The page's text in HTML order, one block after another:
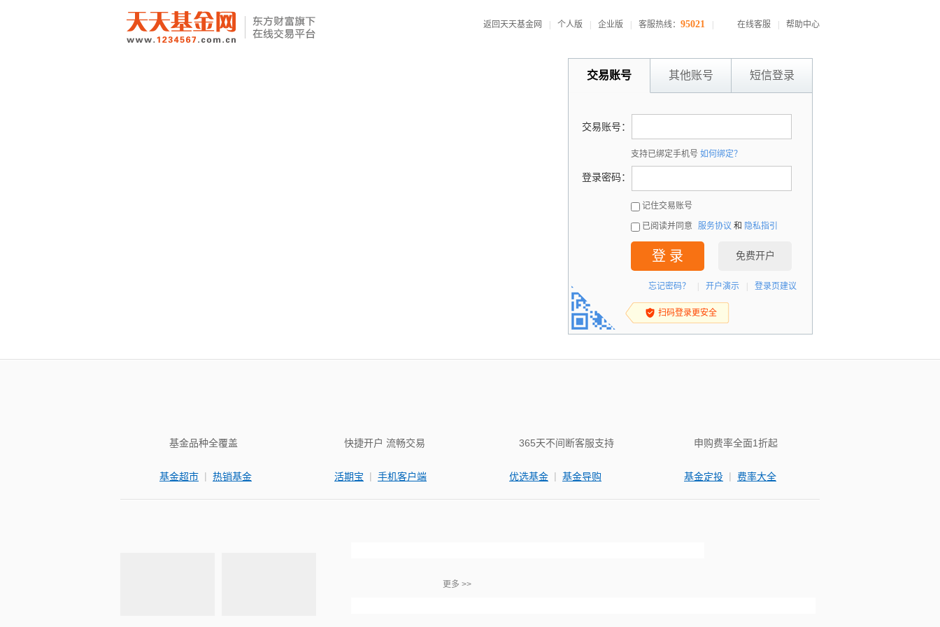
返回天天基金网 个人版 企业版 客服热线： 95021 在线客服 帮助中心
交易账号 其他账号 短信登录
交易账号：
支持已绑定手机号 如何绑定？
登录密码：
记住交易账号
已阅读并同意 服务协议 和 隐私指引
登 录 免费开户
忘记密码？ 开户演示 登录页建议
扫码登录更安全
基金品种全覆盖
基金超市 | 热销基金
快捷开户 流畅交易
活期宝 | 手机客户端
365天不间断客服支持
优选基金 | 基金导购
申购费率全面1折起
基金定投 | 费率大全
更多 >>